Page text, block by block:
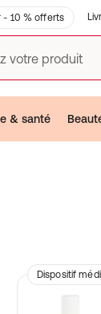
- 10 % offerts
votre produit
& santé
Dispositif